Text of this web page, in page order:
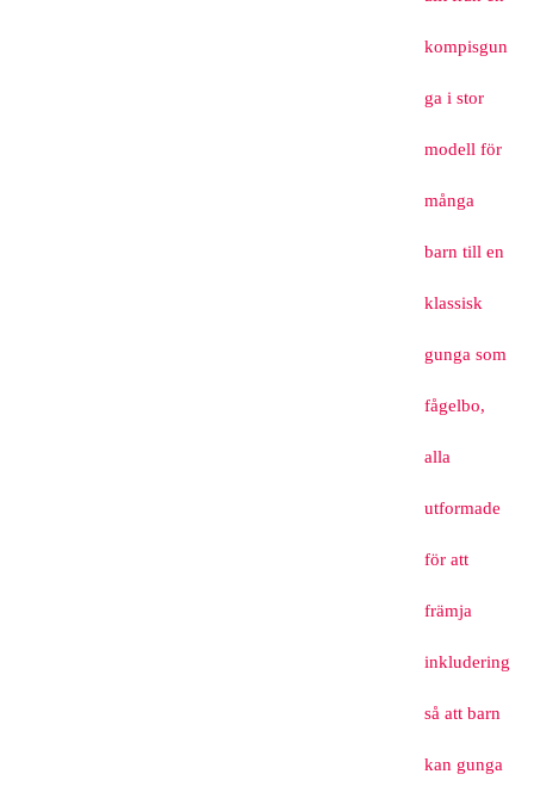
kompisgun
ga i stor
modell för
många
barn till en
klassisk
gunga som
fågelbo,
alla
utformade
för att
främja
inkludering
så att barn
kan gunga